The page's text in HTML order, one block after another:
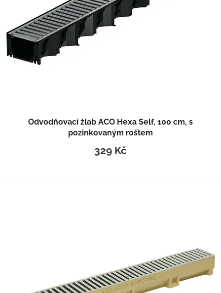
Odvodňovací žlab ACO Hexa Self, 100 cm, s
pozinkovaným roštem
329 Kč